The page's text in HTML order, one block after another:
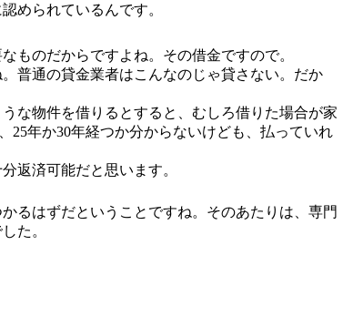
められているんです。
ものだからですよね。その借金ですので。
普通の貸金業者はこんなのじゃ貸さない。だか
な物件を借りるとすると、むしろ借りた場合が家
25年か30年経つか分からないけども、払っていれ
返済可能だと思います。
るはずだということですね。そのあたりは、専門
た。